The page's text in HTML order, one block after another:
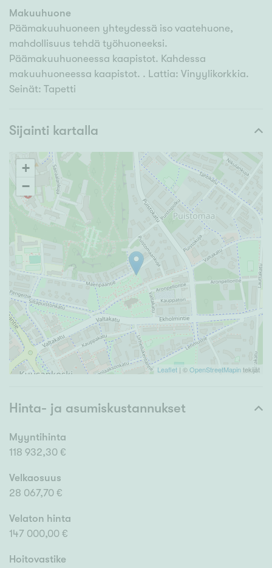
Makuuhuone
Päämakuuhuoneen yhteydessä iso vaatehuone,
mahdollisuus tehdä työhuoneeksi.
Päämakuuhuoneessa kaapistot. Kahdessa
makuuhuoneessa kaapistot. . Lattia: Vinyylikorkkia.
Seinät: Tapetti
Sijainti kartalla
+
−
Leaflet | ©OpenStreetMapintekijät
Hinta- ja asumiskustannukset
Myyntihinta
118 932,30 €
Velkaosuus
28 067,70 €
Velaton hinta
147 000,00 €
Hoitovastike